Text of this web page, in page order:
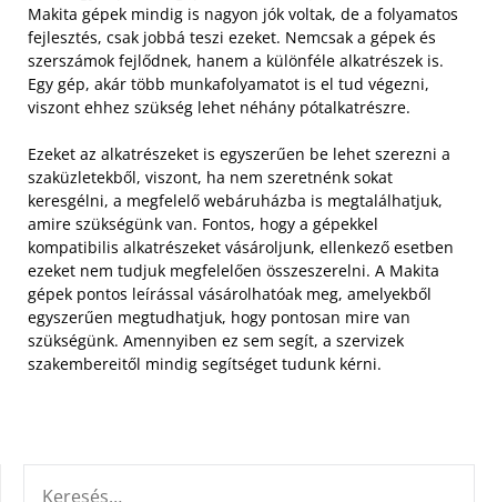
Makita gépek mindig is nagyon jók voltak, de a folyamatos
fejlesztés, csak jobbá teszi ezeket. Nemcsak a gépek és
szerszámok fejlődnek, hanem a különféle alkatrészek is.
Egy gép, akár több munkafolyamatot is el tud végezni,
viszont ehhez szükség lehet néhány pótalkatrészre.
Ezeket az alkatrészeket is egyszerűen be lehet szerezni a
szaküzletekből, viszont, ha nem szeretnénk sokat
keresgélni, a megfelelő webáruházba is megtalálhatjuk,
amire szükségünk van. Fontos, hogy a gépekkel
kompatibilis alkatrészeket vásároljunk, ellenkező esetben
ezeket nem tudjuk megfelelően összeszerelni. A Makita
gépek pontos leírással vásárolhatóak meg, amelyekből
egyszerűen megtudhatjuk, hogy pontosan mire van
szükségünk. Amennyiben ez sem segít, a szervizek
szakembereitől mindig segítséget tudunk kérni.